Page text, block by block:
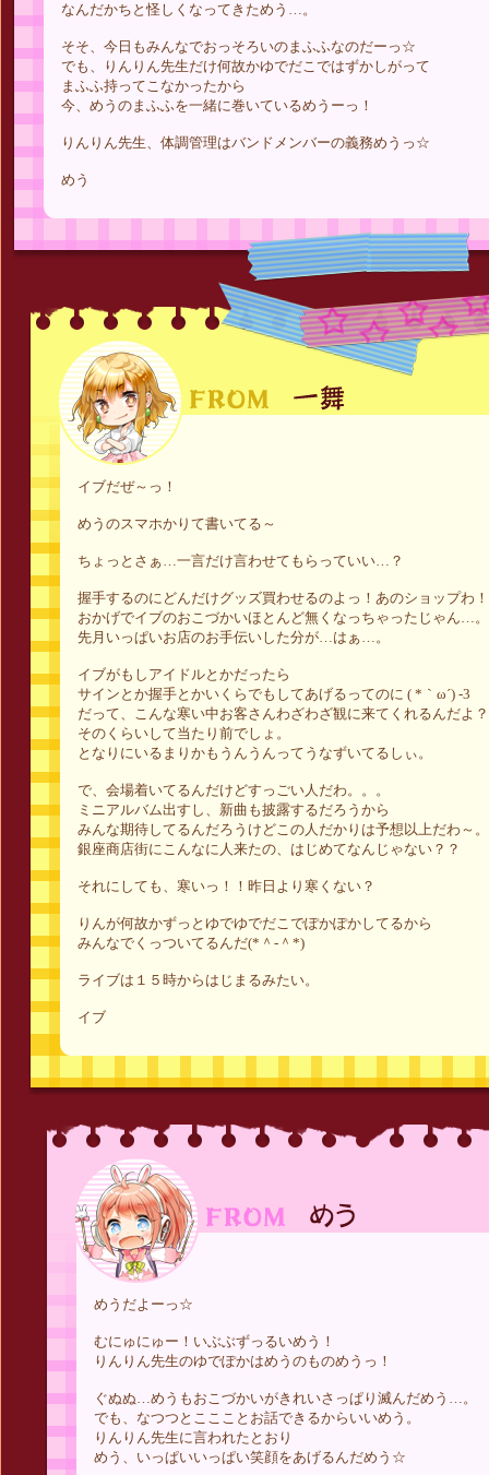
なんだかちと怪しくなってきためう…。
そそ、今日もみんなでおっそろいのまふふなのだーっ☆
でも、りんりん先生だけ何故かゆでだこではずかしがって
まふふ持ってこなかったから
今、めうのまふふを一緒に巻いているめうーっ！
りんりん先生、体調管理はバンドメンバーの義務めうっ☆
めう
イブだぜ～っ！
めうのスマホかりて書いてる～
ちょっとさぁ…一言だけ言わせてもらっていい…？
握手するのにどんだけグッズ買わせるのよっ！あのショップわ！
おかげでイブのおこづかいほとんど無くなっちゃったじゃん…。
先月いっぱいお店のお手伝いした分が…はぁ…。
イブがもしアイドルとかだったら
サインとか握手とかいくらでもしてあげるってのに ( *｀ω´) -3
だって、こんな寒い中お客さんわざわざ観に来てくれるんだよ？
そのくらいして当たり前でしょ。
となりにいるまりかもうんうんってうなずいてるしぃ。
で、会場着いてるんだけどすっごい人だわ。。。
ミニアルバム出すし、新曲も披露するだろうから
みんな期待してるんだろうけどこの人だかりは予想以上だわ～。
銀座商店街にこんなに人来たの、はじめてなんじゃない？？
それにしても、寒いっ！！昨日より寒くない？
りんが何故かずっとゆでゆでだこでぽかぽかしてるから
みんなでくっついてるんだ(*＾-＾*)
ライブは１５時からはじまるみたい。
イブ
めうだよーっ☆
むにゅにゅー！いぶぶずっるいめう！
りんりん先生のゆでぽかはめうのものめうっ！
ぐぬぬ…めうもおこづかいがきれいさっぱり滅んだめう…。
でも、なつつとここことお話できるからいいめう。
りんりん先生に言われたとおり
めう、いっぱいいっぱい笑顔をあげるんだめう☆